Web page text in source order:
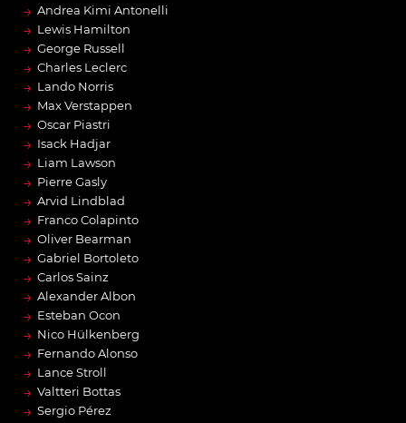
→ Andrea Kimi Antonelli
→ Lewis Hamilton
→ George Russell
→ Charles Leclerc
→ Lando Norris
→ Max Verstappen
→ Oscar Piastri
→ Isack Hadjar
→ Liam Lawson
→ Pierre Gasly
→ Arvid Lindblad
→ Franco Colapinto
→ Oliver Bearman
→ Gabriel Bortoleto
→ Carlos Sainz
→ Alexander Albon
→ Esteban Ocon
→ Nico Hülkenberg
→ Fernando Alonso
→ Lance Stroll
→ Valtteri Bottas
→ Sergio Pérez